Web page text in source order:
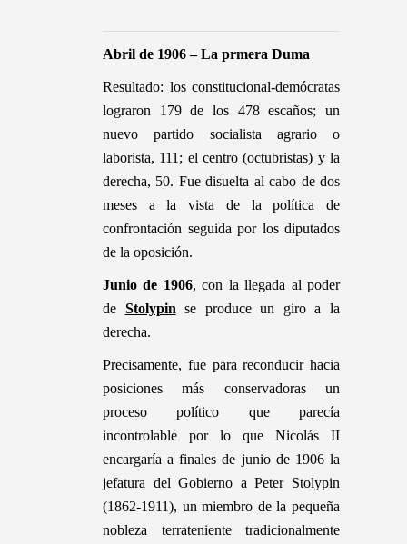
Abril de 1906 – La prmera Duma
Resultado: los constitucional-demócratas
lograron 179 de los 478 escaños; un
nuevo partido socialista agrario o
laborista, 111; el centro (octubristas) y la
derecha, 50. Fue disuelta al cabo de dos
meses a la vista de la política de
confrontación seguida por los diputados
de la oposición.
Junio de 1906, con la llegada al poder
de Stolypin se produce un giro a la
derecha.
Precisamente, fue para reconducir hacia
posiciones más conservadoras un
proceso político que parecía
incontrolable por lo que Nicolás II
encargaría a finales de junio de 1906 la
jefatura del Gobierno a Peter Stolypin
(1862-1911), un miembro de la pequeña
nobleza terrateniente tradicionalmente